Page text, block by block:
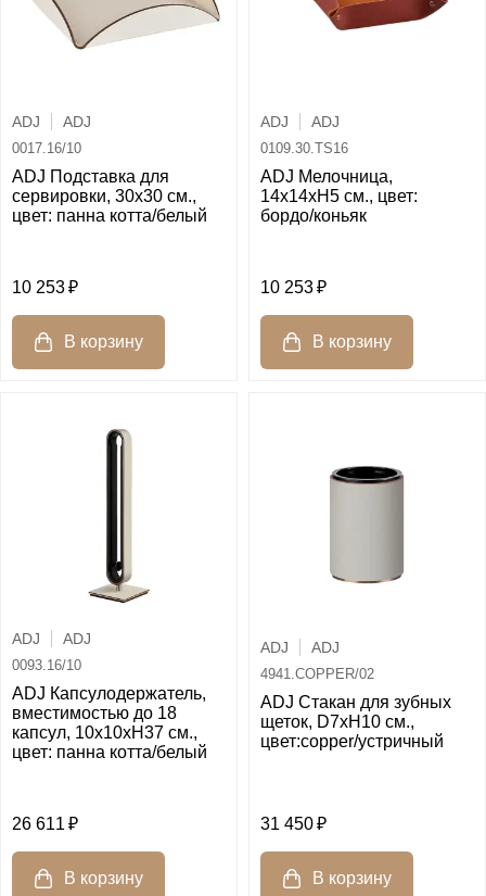
ADJ ADJ
0017.16/10
ADJ Подставка для
сервировки, 30x30 см.,
цвет: панна котта/белый
10 253
ADJ ADJ
0109.30.TS16
ADJ Мелочница,
14x14xH5 см., цвет:
бордо/коньяк
10 253
ADJ ADJ
0093.16/10
ADJ Капсулодержатель,
вместимостью до 18
капсул, 10x10xH37 см.,
цвет: панна котта/белый
26 611
ADJ ADJ
4941.COPPER/02
ADJ Стакан для зубных
щеток, D7xH10 см.,
цвет:copper/устричный
31 450